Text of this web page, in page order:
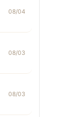
08/04
08/03
08/03